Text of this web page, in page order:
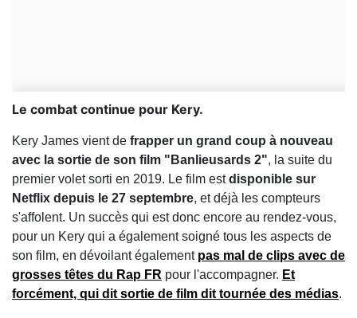
Le combat continue pour Kery.
Kery James vient de frapper un grand coup à nouveau
avec la sortie de son film "Banlieusards 2", la suite du
premier volet sorti en 2019. Le film estdisponible sur
Netflix depuis le 27 septembre, et déjà les compteurs
s'affolent. Un succès qui est donc encore au rendez-vous,
pour un Kery qui a également soigné tous les aspects de
son film, en dévoilant également pas mal de clips avec de
grosses têtes du Rap FR pour l'accompagner. Et
forcément, qui dit sortie de film dit tournée des médias.